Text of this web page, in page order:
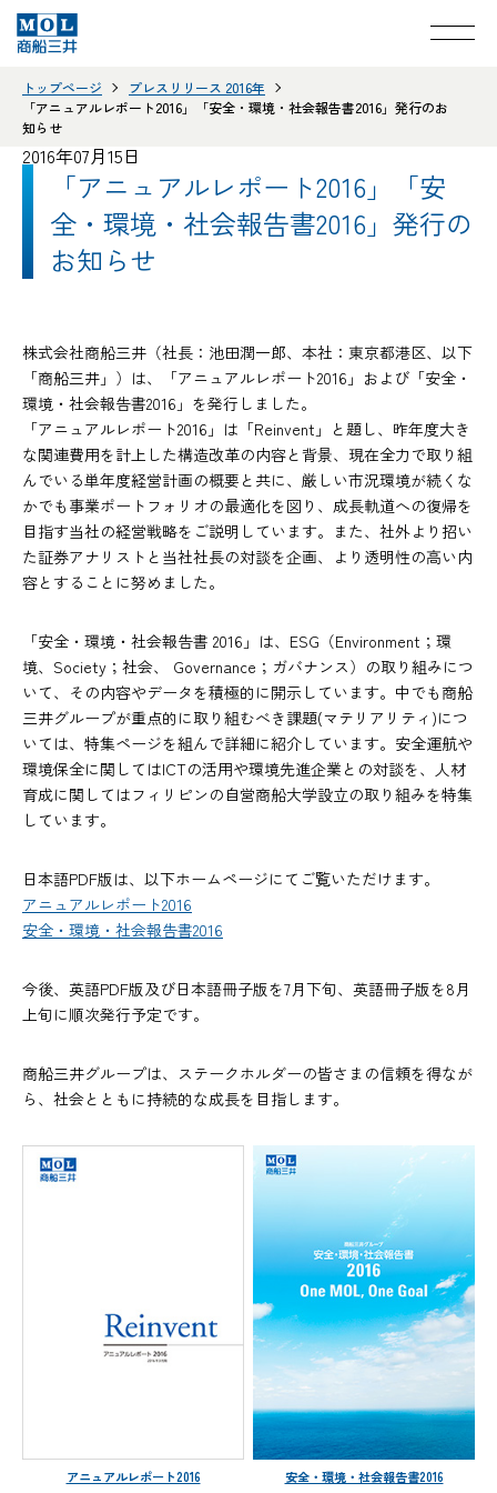
トップページ
プレスリリース 2016年
「アニュアルレポート2016」「安全・環境・社会報告書2016」発行のお
知らせ
2016年07月15日
「アニュアルレポート2016」「安
全・環境・社会報告書2016」発行の
お知らせ
株式会社商船三井（社長：池田潤一郎、本社：東京都港区、以下
「商船三井」）は、「アニュアルレポート2016」および「安全・
環境・社会報告書2016」を発行しました。
「アニュアルレポート2016」は「Reinvent」と題し、昨年度大き
な関連費用を計上した構造改革の内容と背景、現在全力で取り組
んでいる単年度経営計画の概要と共に、厳しい市況環境が続くな
かでも事業ポートフォリオの最適化を図り、成長軌道への復帰を
目指す当社の経営戦略をご説明しています。また、社外より招い
た証券アナリストと当社社長の対談を企画、より透明性の高い内
容とすることに努めました。
「安全・環境・社会報告書 2016」は、ESG（Environment；環
境、Society；社会、 Governance；ガバナンス）の取り組みにつ
いて、その内容やデータを積極的に開示しています。中でも商船
三井グループが重点的に取り組むべき課題(マテリアリティ)につ
いては、特集ページを組んで詳細に紹介しています。安全運航や
環境保全に関してはICTの活用や環境先進企業との対談を、人材
育成に関してはフィリピンの自営商船大学設立の取り組みを特集
しています。
日本語PDF版は、以下ホームページにてご覧いただけます。
アニュアルレポート2016
安全・環境・社会報告書2016
今後、英語PDF版及び日本語冊子版を7月下旬、英語冊子版を8月
上旬に順次発行予定です。
商船三井グループは、ステークホルダーの皆さまの信頼を得なが
ら、社会とともに持続的な成長を目指します。
アニュアルレポート2016 安全・環境・社会報告書2016